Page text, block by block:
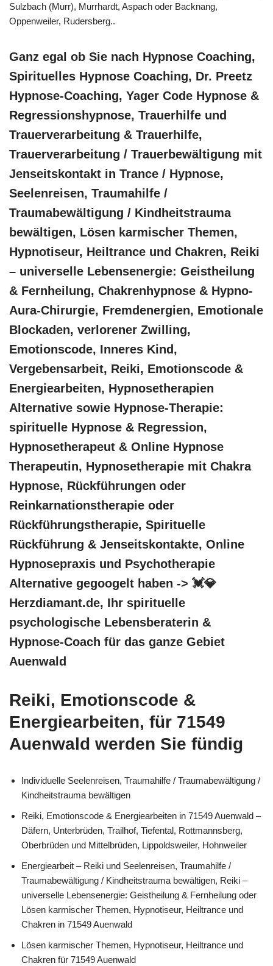
Sulzbach (Murr), Murrhardt, Aspach oder Backnang,
Oppenweiler, Rudersberg..
Ganz egal ob Sie nach Hypnose Coaching,
Spirituelles Hypnose Coaching, Dr. Preetz
Hypnose-Coaching, Yager Code Hypnose &
Regressionshypnose, Trauerhilfe und
Trauerverarbeitung & Trauerhilfe,
Trauerverarbeitung / Trauerbewältigung mit
Jenseitskontakt in Trance / Hypnose,
Seelenreisen, Traumahilfe /
Traumabewältigung / Kindheitstrauma
bewältigen, Lösen karmischer Themen,
Hypnotiseur, Heiltrance und Chakren, Reiki
– universelle Lebensenergie: Geistheilung
& Fernheilung, Chakrenhypnose & Hypno-
Aura-Chirurgie, Fremdenergien, Emotionale
Blockaden, verlorener Zwilling,
Emotionscode, Inneres Kind,
Vergebensarbeit, Reiki, Emotionscode &
Energiearbeiten, Hypnosetherapien
Alternative sowie Hypnose-Therapie:
spirituelle Hypnose & Regression,
Hypnosetherapeut & Online Hypnose
Therapeutin, Hypnosetherapie mit Chakra
Hypnose, Rückführungen oder
Reinkarnationstherapie oder
Rückführungstherapie, Spirituelle
Rückführung & Jenseitskontakte, Online
Hypnosepraxis und Psychotherapie
Alternative gegoogelt haben -> 💓️💎
Herzdiamant.de, Ihr spirituelle
psychologische Lebensberaterin &
Hypnose-Coach für das ganze Gebiet
Auenwald
Reiki, Emotionscode &
Energiearbeiten, für 71549
Auenwald werden Sie fündig
Individuelle Seelenreisen, Traumahilfe / Traumabewältigung /
Kindheitstrauma bewältigen
Reiki, Emotionscode & Energiearbeiten in 71549 Auenwald –
Däfern, Unterbrüden, Trailhof, Tiefental, Rottmannsberg,
Oberbrüden und Mittelbrüden, Lippoldsweiler, Hohnweiler
Energiearbeit – Reiki und Seelenreisen, Traumahilfe /
Traumabewältigung / Kindheitstrauma bewältigen, Reiki –
universelle Lebensenergie: Geistheilung & Fernheilung oder
Lösen karmischer Themen, Hypnotiseur, Heiltrance und
Chakren in 71549 Auenwald
Lösen karmischer Themen, Hypnotiseur, Heiltrance und
Chakren für 71549 Auenwald